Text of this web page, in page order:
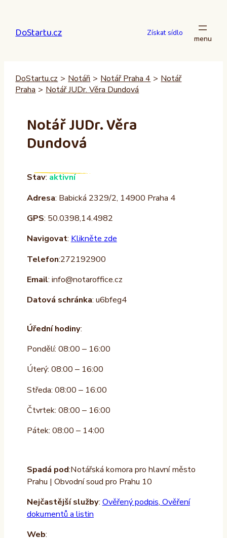
obsah
DoStartu.cz Získat sídlo
DoStartu.cz > Notáři > Notář Praha 4 > Notář
Praha > Notář JUDr. Věra Dundová
Notář JUDr. Věra
Dundová
Stav: aktivní
Adresa: Babická 2329/2, 14900 Praha 4
GPS: 50.0398,14.4982
Navigovat: Klikněte zde
Telefon:272192900
Email: info@notaroffice.cz
Datová schránka: u6bfeg4
Úřední hodiny:
Pondělí: 08:00 – 16:00
Úterý: 08:00 – 16:00
Středa: 08:00 – 16:00
Čtvrtek: 08:00 – 16:00
Pátek: 08:00 – 14:00
Spadá pod:Notářská komora pro hlavní město
Prahu | Obvodní soud pro Prahu 10
Nejčastější služby: Ověřený podpis, Ověření
dokumentů a listin
Web: